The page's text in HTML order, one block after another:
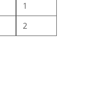
1
2